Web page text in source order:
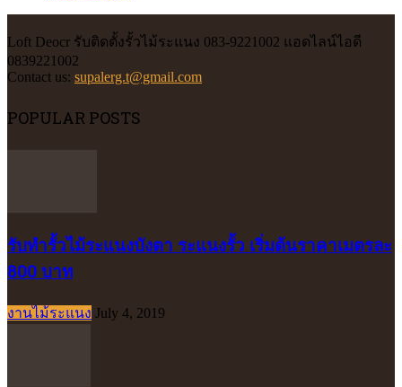
Loft Deocr รับติดตั้งรั้วไม้ระแนง 083-9221002 แอดไลน์ไอดี
0839221002
Contact us: supalerg.t@gmail.com
POPULAR POSTS
รับทำรั้วไม้ระแนงบังตา ระแนงรั้ว เริ่มต้นราคาเมตรละ
800 บาท
งานไม้ระแนง July 4, 2019